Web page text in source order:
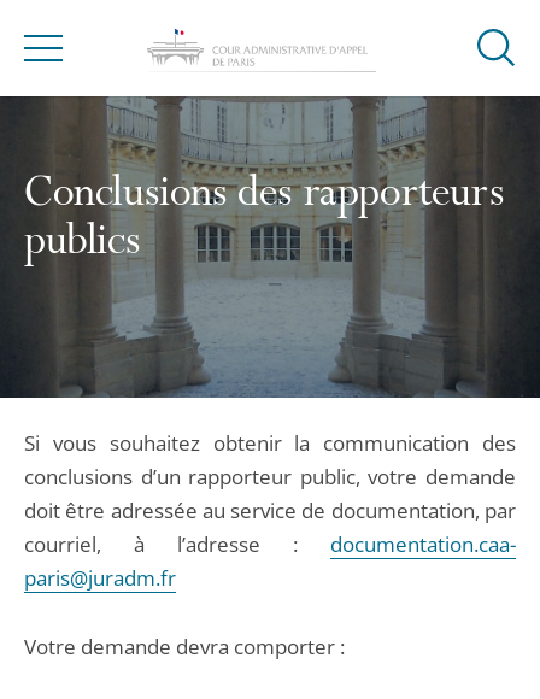
Menu
Ouvrir
Conclusions des rapporteurs
publics
Si vous souhaitez obtenir la communication des
conclusions d’un rapporteur public, votre demande
doit être adressée au service de documentation, par
courriel, à l’adresse : documentation.caa-
paris@juradm.fr
Votre demande devra comporter :